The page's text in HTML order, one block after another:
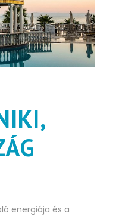
energiája és a